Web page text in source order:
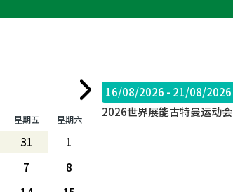
星期五 星期六
31
1
7
8
16/08/2026 - 21/08/2026
2026世界展能古特曼运动会